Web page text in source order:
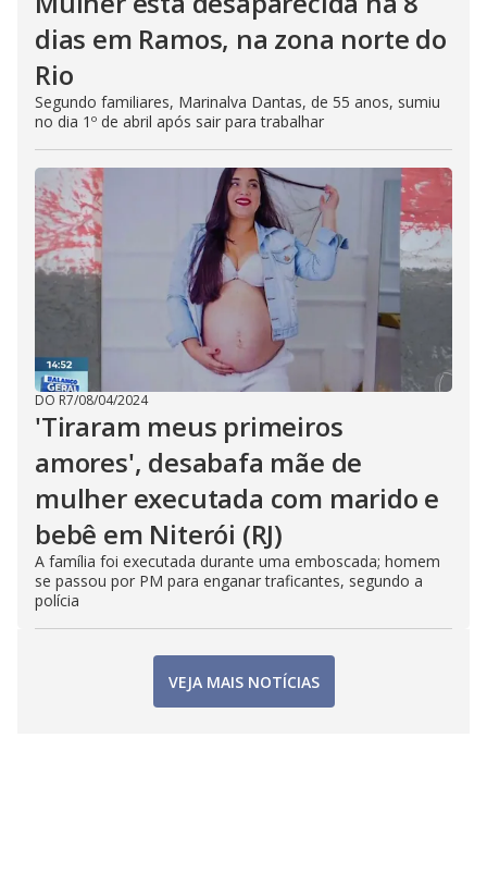
dias em Ramos, na zona norte do
Rio
Segundo familiares, Marinalva Dantas, de 55 anos, sumiu
no dia 1º de abril após sair para trabalhar
DO R7/08/04/2024
'Tiraram meus primeiros
amores', desabafa mãe de
mulher executada com marido e
bebê em Niterói (RJ)
A família foi executada durante uma emboscada; homem
se passou por PM para enganar traficantes, segundo a
polícia
VEJA MAIS NOTÍCIAS